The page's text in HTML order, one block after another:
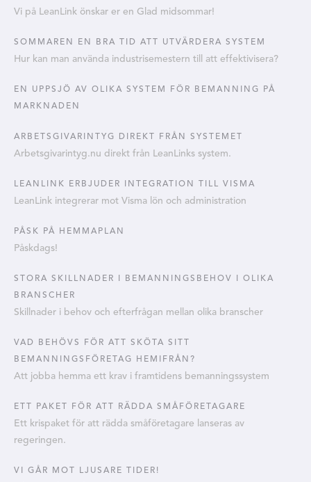
Vi på LeanLink önskar er en Glad midsommar!
SOMMAREN EN BRA TID ATT UTVÄRDERA SYSTEM
Hur kan man använda industrisemestern till att effektivisera?
EN UPPSJÖ AV OLIKA SYSTEM FÖR BEMANNING PÅ
MARKNADEN
ARBETSGIVARINTYG DIREKT FRÅN SYSTEMET
Arbetsgivarintyg.nu direkt från LeanLinks system.
LEANLINK ERBJUDER INTEGRATION TILL VISMA
LeanLink integrerar mot Visma lön och administration
PÅSK PÅ HEMMAPLAN
Påskdags!
STORA SKILLNADER I BEMANNINGSBEHOV I OLIKA
BRANSCHER
Skillnader i behov och efterfrågan mellan olika branscher
VAD BEHÖVS FÖR ATT SKÖTA SITT
BEMANNINGSFÖRETAG HEMIFRÅN?
Att jobba hemma ett krav i framtidens bemanningssystem
ETT PAKET FÖR ATT RÄDDA SMÅFÖRETAGARE
Ett krispaket för att rädda småföretagare lanseras av
regeringen.
VI GÅR MOT LJUSARE TIDER!